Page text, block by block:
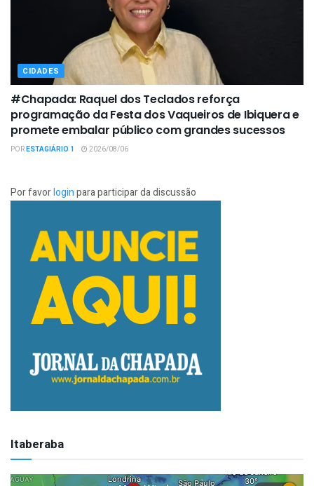
CIDADES
#Chapada: Raquel dos Teclados reforça
programação da Festa dos Vaqueiros de Ibiquera e
promete embalar público com grandes sucessos
PORESTAGIÁRIO 1 2026/08/06
Por favorloginpara participar da discussão
Itaberaba